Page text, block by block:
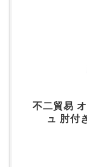
不二貿易
ュ 肘付